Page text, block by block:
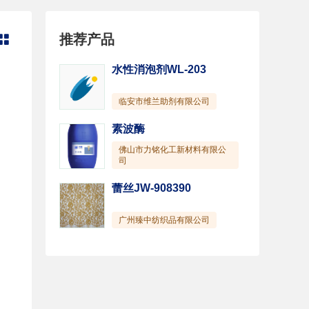
推荐产品
水性消泡剂WL-203
临安市维兰助剂有限公司
素波酶
佛山市力铭化工新材料有限公
司
蕾丝JW-908390
广州臻中纺织品有限公司